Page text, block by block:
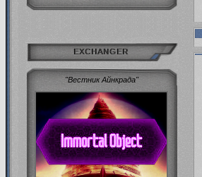
EXCHANGER
"Вестник Айнкрада"